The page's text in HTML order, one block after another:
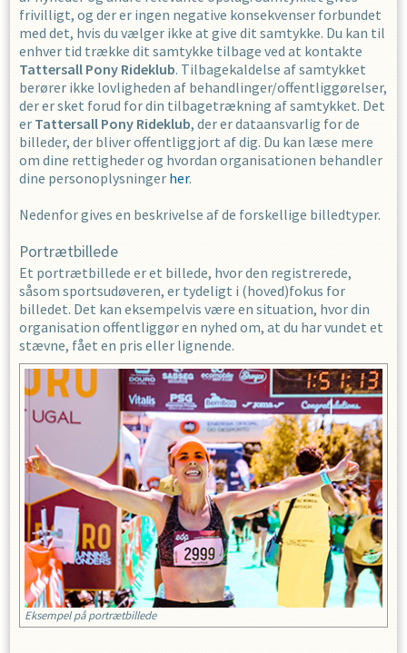
frivilligt, og der er ingen negative konsekvenser forbundet
med det, hvis du vælger ikke at give dit samtykke. Du kan til
enhver tid trække dit samtykke tilbage ved at kontakte
Tattersall Pony Rideklub. Tilbagekaldelse af samtykket
berører ikke lovligheden af behandlinger/offentliggørelser,
der er sket forud for din tilbagetrækning af samtykket. Det
er Tattersall Pony Rideklub, der er dataansvarlig for de
billeder, der bliver offentliggjort af dig. Du kan læse mere
om dine rettigheder og hvordan organisationen behandler
dine personoplysninger her.
Nedenfor gives en beskrivelse af de forskellige billedtyper.
Portrætbillede
Et portrætbillede er et billede, hvor den registrerede,
såsom sportsudøveren, er tydeligt i (hoved)fokus for
billedet. Det kan eksempelvis være en situation, hvor din
organisation offentliggør en nyhed om, at du har vundet et
stævne, fået en pris eller lignende.
Eksempel på portrætbillede